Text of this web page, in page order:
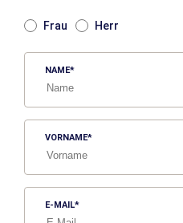
Frau Herr
NAME
VORNAME
E-MAIL